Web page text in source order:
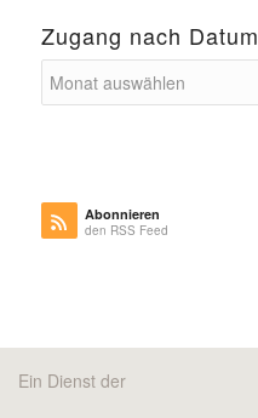
Zugang nach Datum
Abonnieren
den RSS Feed
Ein Dienst der